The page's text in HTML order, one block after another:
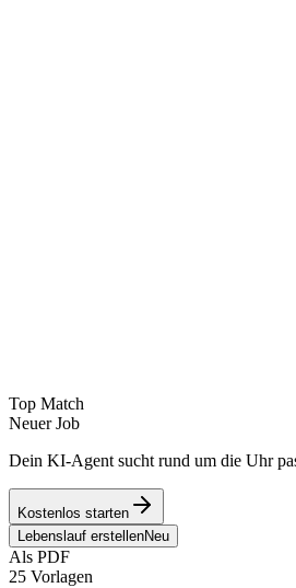
Top Match
Neuer Job
Dein KI-Agent sucht rund um die Uhr
Kostenlos starten
Lebenslauf erstellenNeu
Als PDF
25 Vorlagen